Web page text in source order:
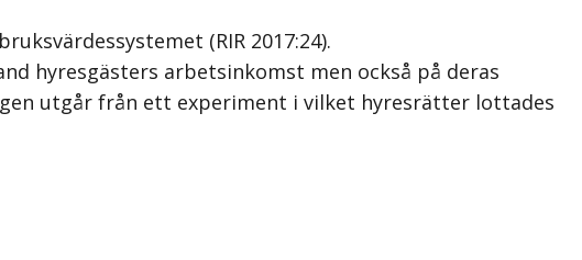
(RIR 2017:24).
hyresgästers arbetsinkomst men också på deras
utgår från ett experiment i vilket hyresrätter lottades